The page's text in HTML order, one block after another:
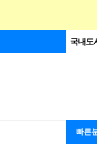
국내도
빠른